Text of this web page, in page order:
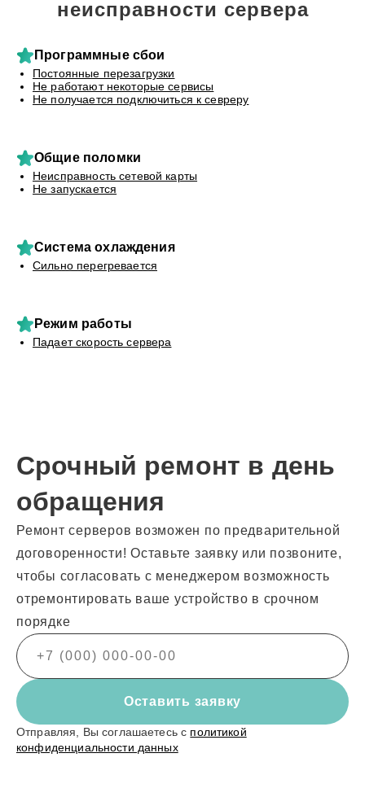
неисправности сервера
Программные сбои
Постоянные перезагрузки
Не работают некоторые сервисы
Не получается подключиться к севреру
Общие поломки
Неисправность сетевой карты
Не запускается
Система охлаждения
Сильно перегревается
Режим работы
Падает скорость сервера
Срочный ремонт в день
обращения
Ремонт серверов возможен по предварительной
договоренности! Оставьте заявку или позвоните,
чтобы согласовать с менеджером возможность
отремонтировать ваше устройство в срочном
порядке
Оставить заявку
Отправляя, Вы соглашаетесь с политикой
конфиденциальности данных